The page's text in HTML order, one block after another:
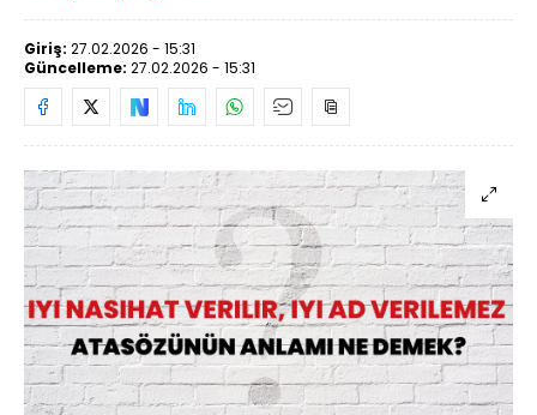
Giriş: 27.02.2026 - 15:31
Güncelleme: 27.02.2026 - 15:31